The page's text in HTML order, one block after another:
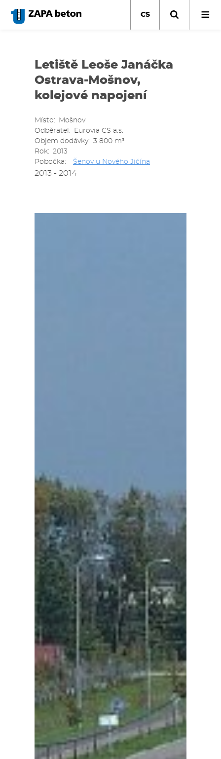
hlavnímu
CS
Letiště Leoše Janáčka
Ostrava-Mošnov,
kolejové napojení
Místo
Mošnov
Odběratel
Eurovia CS a.s.
Objem dodávky
3 800 m³
Rok
2013
Pobočka
Šenov u Nového Jičína
2013 - 2014